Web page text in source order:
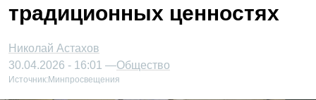
традиционных ценностях
Николай Астахов
30.04.2026 - 16:01 —Общество
Источник: Минпросвещения